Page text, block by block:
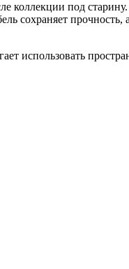
коллекции под
сохраняет
использовать